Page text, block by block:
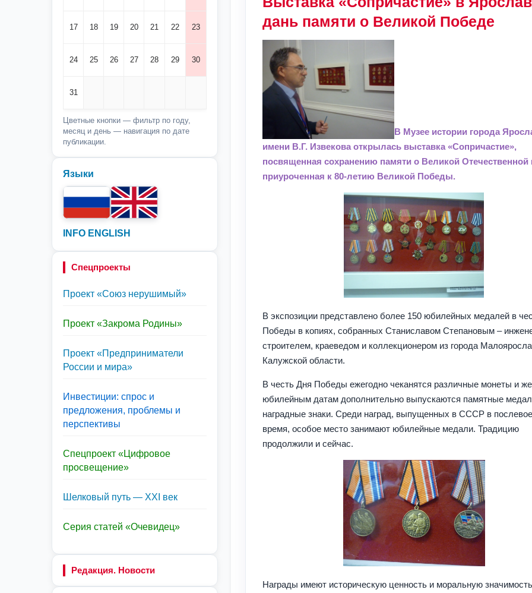
17 18 19 20 21 22 23
24 25 26 27 28 29 30
31
Цветные кнопки — фильтр по году,
месяц и день — навигация по дате
публикации.
Языки
INFO ENGLISH
Спецпроекты
Проект «Союз нерушимый»
Проект «Закрома Родины»
Проект «Предприниматели
России и мира»
Инвестиции: спрос и
предложения, проблемы и
перспективы
Спецпроект «Цифровое
просвещение»
Шелковый путь — XXI век
Серия статей «Очевидец»
Редакция. Новости
дань памяти о Великой Победе
В Музее истории города
имени В.Г. Извекова открылась выставка «Сопричастие»,
посвященная сохранению памяти о Великой Отечественной
приуроченная к 80-летию Великой Победы.
В экспозиции представлено более 150 юбилейных медалей в
Победы в копиях, собранных Станиславом Степановым –
строителем, краеведом и коллекционером из города
Калужской области.
В честь Дня Победы ежегодно чеканятся различные монеты и
юбилейным датам дополнительно выпускаются памятные
наградные знаки. Среди наград, выпущенных в СССР в
время, особое место занимают юбилейные медали. Традицию
продолжили и сейчас.
Награды имеют историческую ценность и моральную